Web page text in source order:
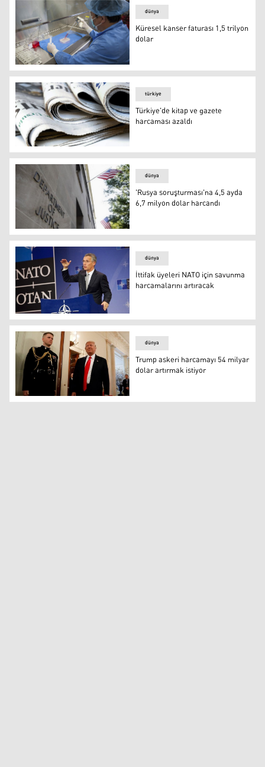
Küresel kanser faturası 1,5 trilyon dolar
dünya
Küresel kanser faturası 1,5 trilyon
dolar
Türkiye'de kitap ve gazete harcaması azaldı
türkiye
Türkiye'de kitap ve gazete
harcaması azaldı
'Rusya soruşturması'na 4,5 ayda 6,7 milyon dolar
dünya
'Rusya soruşturması'na 4,5 ayda
6,7 milyon dolar harcandı
İttifak üyeleri NATO için savunma harcamalarını
dünya
İttifak üyeleri NATO için savunma
harcamalarını artıracak
Trump askeri harcamayı 54 milyar dolar artırmak istiyor
dünya
Trump askeri harcamayı 54 milyar
dolar artırmak istiyor